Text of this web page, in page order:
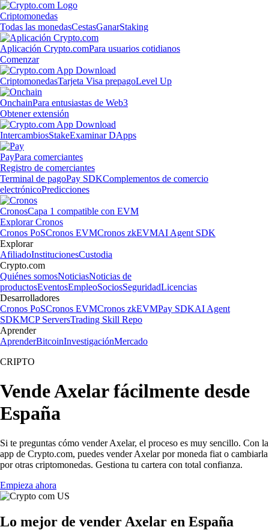
Criptomonedas
Todas las monedasCestasGanarStaking
Aplicación Crypto.comPara usuarios cotidianos
Comenzar
CriptomonedasTarjeta Visa prepagoLevel Up
OnchainPara entusiastas de Web3
Obtener extensión
IntercambiosStakeExaminar DApps
PayPara comerciantes
Registro de comerciantes
Terminal de pagoPay SDKComplementos de comercio
electrónicoPredicciones
CronosCapa 1 compatible con EVM
Explorar Cronos
Cronos PoSCronos EVMCronos zkEVMAI Agent SDK
Explorar
AfiliadoInstitucionesCustodia
Crypto.com
Quiénes somosNoticiasNoticias de
productosEventosEmpleoSociosSeguridadLicencias
Desarrolladores
Cronos PoSCronos EVMCronos zkEVMPay SDKAI Agent
SDKMCP ServersTrading Skill Repo
Aprender
AprenderBitcoinInvestigaciónMercado
CRIPTO
Vende Axelar fácilmente desde
España
Si te preguntas cómo vender Axelar, el proceso es muy sencillo. Con la
app de Crypto.com, puedes vender Axelar por moneda fiat o cambiarla
por otras criptomonedas. Gestiona tu cartera con total confianza.
Empieza ahora
Lo mejor de vender Axelar en España